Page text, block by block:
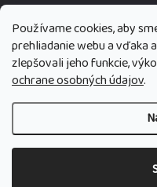
Používame cookies, aby
prehliadanie webu a vďaka
zlepšovali jeho funkcie,
ochrane osobných údajov.
Copyright 2026Rozumné